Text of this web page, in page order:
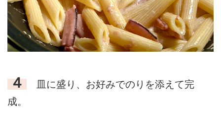
４
皿に盛り、お好みでのりを添えて完
成。